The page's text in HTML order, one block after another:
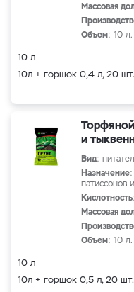
Массовая
Объем: 10 л.
10 л
10л + горшок 0,4 л, 20 шт.
и
Вид:
Назначение
патиссонов
Кислотность
Массовая
Объем: 10 л.
10 л
10л + горшок 0,5 л, 20 шт.